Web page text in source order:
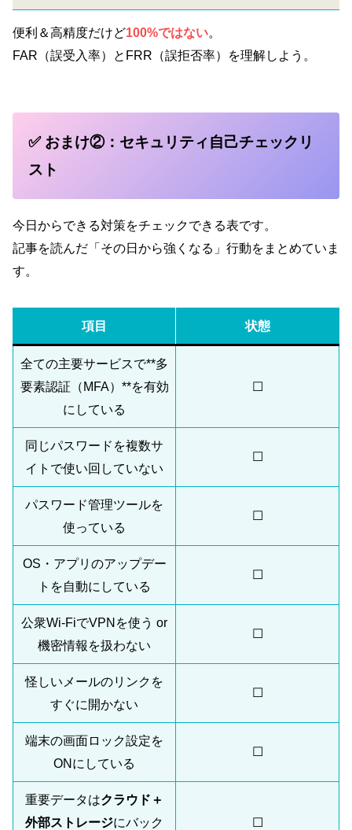
便利＆高精度だけど100%ではない。
FAR（誤受入率）とFRR（誤拒否率）を理解しよう。
✅ おまけ②：セキュリティ自己チェックリ
スト
今日からできる対策をチェックできる表です。
記事を読んだ「その日から強くなる」行動をまとめていま
す。
項目 状態
全ての主要サービスで**多
要素認証（MFA）**を有効
にしている
☐
同じパスワードを複数サ
イトで使い回していない
☐
パスワード管理ツールを
使っている
☐
OS・アプリのアップデー
トを自動にしている
☐
公衆Wi-FiでVPNを使う or
機密情報を扱わない
☐
怪しいメールのリンクを
すぐに開かない
☐
端末の画面ロック設定を
ONにしている
☐
重要データはクラウド＋
外部ストレージにバック
☐